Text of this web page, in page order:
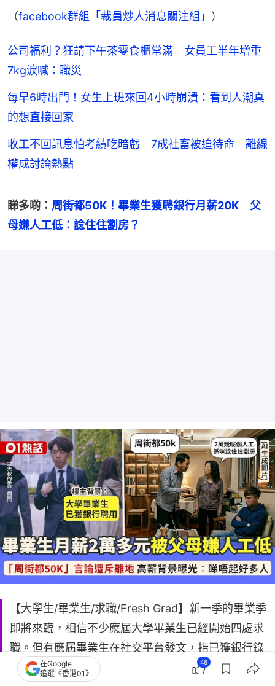
（facebook群組「裁員炒人消息關注組」 ）
公司福利？狂請下午茶零食櫃常滿 女員工半年增重
7kg淚喊：職災
每早6時出門！女生上班來回4小時崩潰：看到人潮真
的想直接回家
收工不回訊息怕考績吃暗虧 7成社畜被迫待命 離線
權成討論熱點
睇多啲： 周街都50K！畢業生獲聘銀行月薪20K　父
母嫌人工低：諗住住劏房？
【大學生/畢業生/求職/Fresh Grad】新一季的畢業季
即將來臨，相信不少應屆大學畢業生已經開始四處求
職。但有應屆畢業生在社交平台發文，指已獲銀行錄
取，月薪2萬多元，卻被父母嫌棄薪金過低，質問他
在Google
追蹤《香港01》
46